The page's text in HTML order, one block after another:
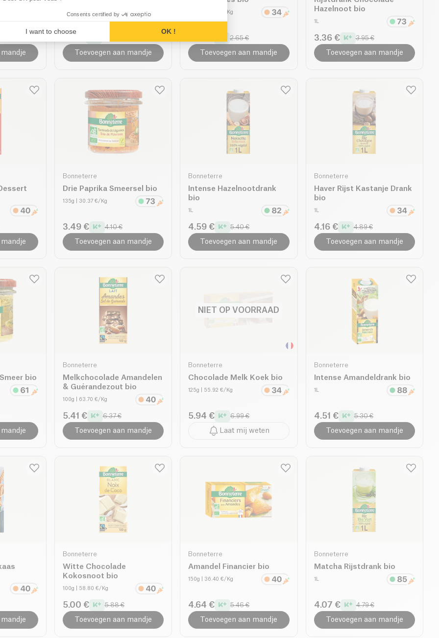
mandje Toevoegen aan mandje
| 26.50 €/Kg
2.65 €
Toevoegen aan mandje
Hazelnoot bio
1L
3.36 € 3.95 €
Toevoegen aan mandje
mandje
Bonneterre
Drie Paprika Smeersel bio
135g | 30.37 €/Kg
3.49 € 4.10 €
Toevoegen aan mandje
Bonneterre
Intense Hazelnootdrank
bio
1L
4.59 € 5.40 €
Toevoegen aan mandje
Bonneterre
Haver Rijst Kastanje Drank
bio
1L
4.16 € 4.89 €
Toevoegen aan mandje
bio
mandje
Bonneterre
Melkchocolade Amandelen
& Guérandezout bio
100g | 63.70 €/Kg
5.41 € 6.37 €
Toevoegen aan mandje
NIET OP VOORRAAD
Bonneterre
Chocolade Melk Koek bio
125g | 55.92 €/Kg
5.94 € 6.99 €
Laat mij weten
Bonneterre
Intense Amandeldrank bio
1L
4.51 € 5.30 €
Toevoegen aan mandje
mandje
Bonneterre
Witte Chocolade
Kokosnoot bio
100g | 58.80 €/Kg
5.00 € 5.88 €
Toevoegen aan mandje
Bonneterre
Amandel Financier bio
150g | 36.40 €/Kg
4.64 € 5.46 €
Toevoegen aan mandje
Bonneterre
Matcha Rijstdrank bio
1L
4.07 € 4.79 €
Toevoegen aan mandje
Consents certified by
I want to choose OK !